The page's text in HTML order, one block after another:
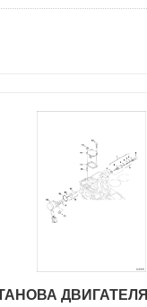
ДВИГАТЕЛЯ